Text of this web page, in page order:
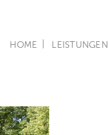
HOME LEISTUNGEN